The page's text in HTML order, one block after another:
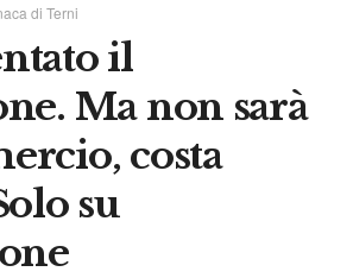
di Terni
il
Ma non sarà
costa
su